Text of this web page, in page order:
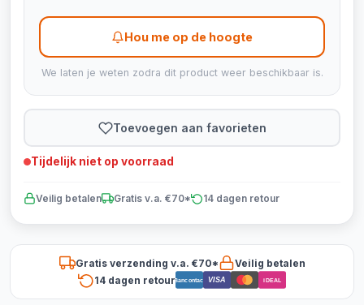
Hou me op de hoogte
We laten je weten zodra dit product weer beschikbaar is.
Toevoegen aan favorieten
Tijdelijk niet op voorraad
Veilig betalen Gratis v.a. €70* 14 dagen retour
Gratis verzending v.a. €70*
Veilig betalen
14 dagen retourBancontact VISA iDEAL